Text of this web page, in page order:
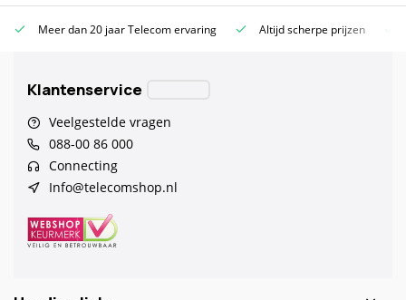
Meer dan 20 jaar Telecom ervaring Altijd scherpe prijzen
Klantenservice
Veelgestelde vragen
088-00 86 000
Connecting
Info@telecomshop.nl